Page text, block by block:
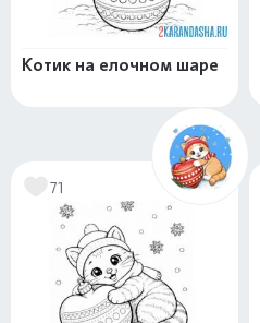
Котик на елочном шаре
71